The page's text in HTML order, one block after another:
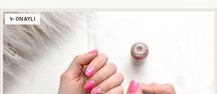
✨ ONAYLI